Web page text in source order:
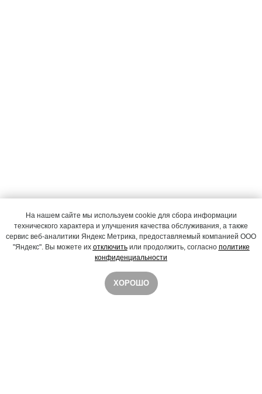
На нашем сайте мы используем cookie для сбора информации
технического характера и улучшения качества обслуживания, а также
сервис веб-аналитики Яндекс Метрика, предоставляемый компанией ООО
"Яндекс". Вы можете их отключитьили продолжить, согласно политике
конфиденциальности
ХОРОШО